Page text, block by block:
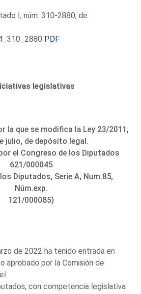
I, núm. 310-2880, de
PDF
legislativas
la que se modifica la Ley 23/2011,
julio, de depósito legal.
el Congreso de los Diputados
621/000045
Diputados, Serie A, Num.85,
Núm.exp.
121/000085)
de 2022 ha tenido entrada en
aprobado por la Comisión de
con competencia legislativa